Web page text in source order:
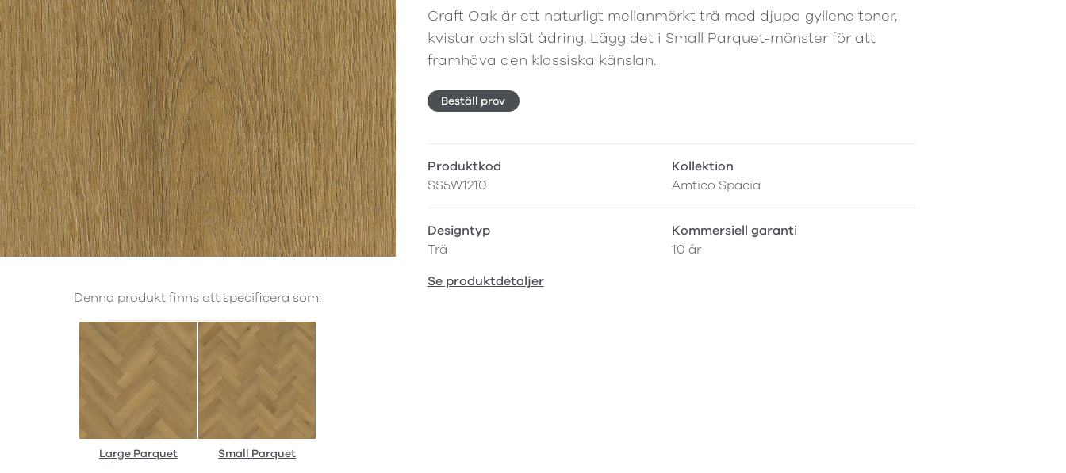
Craft Oak är ett naturligt mellanmörkt trä med djupa gyllene toner,
kvistar och slät ådring. Lägg det i Small Parquet-mönster för att
framhäva den klassiska känslan.
Beställ prov
Denna produkt finns att specificera som:
Large Parquet Small Parquet
Produktkod
SS5W1210
Kollektion
Amtico Spacia
Designtyp
Trä
Kommersiell garanti
10 år
Se produktdetaljer